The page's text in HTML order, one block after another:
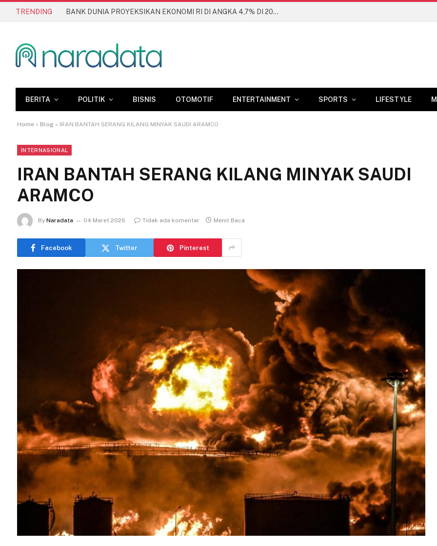
TRENDING BANK DUNIA PROYEKSIKAN EKONOMI RI DI ANGKA 4,7% DI 2026
BERITA POLITIK BISNIS OTOMOTIF ENTERTAINMENT SPORTS LIFESTYLE
Home » Blog » IRAN BANTAH SERANG KILANG MINYAK SAUDI ARAMCO
INTERNASIONAL
IRAN BANTAH SERANG KILANG MINYAK SAUDI
ARAMCO
By Naradata 04 Maret 2026 Tidak ada komentar Menit Baca
Facebook Twitter Pinterest